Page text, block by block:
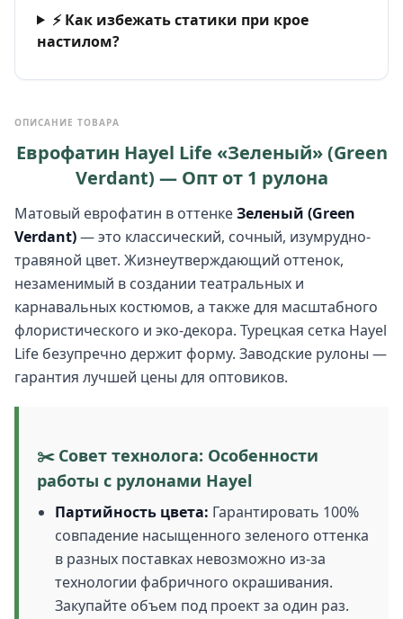
⚡ Как избежать статики при крое
настилом?
ОПИСАНИЕ ТОВАРА
Еврофатин Hayel Life «Зеленый» (Green
Verdant) — Опт от 1 рулона
Матовый еврофатин в оттенкеЗеленый (Green
Verdant)— это классический, сочный, изумрудно-
травяной цвет. Жизнеутверждающий оттенок,
незаменимый в создании театральных и
карнавальных костюмов, а также для масштабного
флористического и эко-декора. Турецкая сетка Hayel
Life безупречно держит форму. Заводские рулоны —
гарантия лучшей цены для оптовиков.
✂️ Совет технолога: Особенности
работы с рулонами Hayel
Партийность цвета: Гарантировать 100%
совпадение насыщенного зеленого оттенка
в разных поставках невозможно из-за
технологии фабричного окрашивания.
Закупайте объем под проект за один раз.